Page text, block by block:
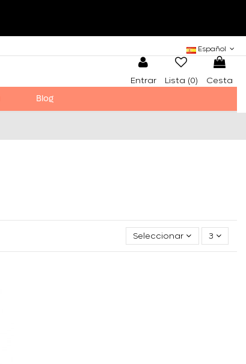
Español
Entrar Lista (0)
Cesta
Blog
Seleccionar 3